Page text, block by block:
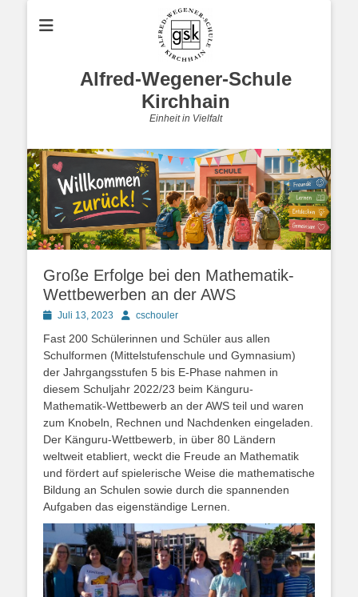
Alfred-Wegener-Schule
Kirchhain
Einheit in Vielfalt
Große Erfolge bei den Mathematik-
Wettbewerben an der AWS
PostedJuli 13, 2023 Autorcschouler
Fast 200 Schülerinnen und Schüler aus allen
Schulformen (Mittelstufenschule und Gymnasium)
der Jahrgangsstufen 5 bis E-Phase nahmen in
diesem Schuljahr 2022/23 beim Känguru-
Mathematik-Wettbewerb an der AWS teil und waren
zum Knobeln, Rechnen und Nachdenken eingeladen.
Der Känguru-Wettbewerb, in über 80 Ländern
weltweit etabliert, weckt die Freude an Mathematik
und fördert auf spielerische Weise die mathematische
Bildung an Schulen sowie durch die spannenden
Aufgaben das eigenständige Lernen.